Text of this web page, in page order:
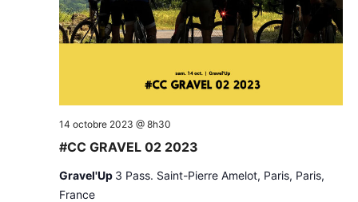
#CC GRAVEL 02 2023
14 octobre 2023 @ 8h30
Gravel'Up 3 Pass. Saint-Pierre Amelot, Paris, Paris,
France